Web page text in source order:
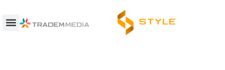
contenido